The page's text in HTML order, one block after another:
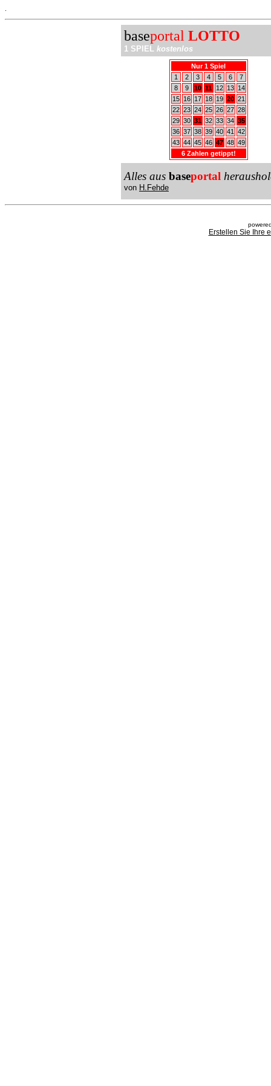
baseportal LOTTO
1 SPIEL kostenlos
Nur 1 Spiel
1
2 3 4 5 6
7
8
9 10 11 12 13
14
15
16 17 18 19 20 21
22 23 24 25 26 27 28
29 30 31 32 33 34 35
36 37 38 39 40 41
42
43 44 45 46 47 48 49
6 Zahlen getippt!
Alles aus baseportal
von H.Fehde
Erstellen Sie Ihre